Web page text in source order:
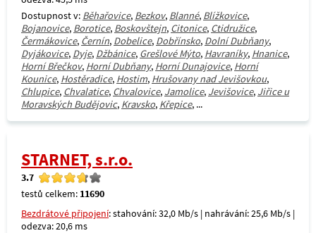
Dostupnost v: Běhařovice, Bezkov, Blanné, Blížkovice,
Bojanovice, Borotice, Boskovštejn, Citonice, Ctidružice,
Čermákovice, Černín, Dobelice, Dobřínsko, Dolní Dubňany,
Dyjákovice, Dyje, Džbánice, Grešlové Mýto, Havraníky, Hnanice,
Horní Břečkov, Horní Dubňany, Horní Dunajovice, Horní
Kounice, Hostěradice, Hostim, Hrušovany nad Jevišovkou,
Chlupice, Chvalatice, Chvalovice, Jamolice, Jevišovice, Jiřice u
Moravských Budějovic, Kravsko, Křepice, ...
STARNET, s.r.o.
3.7
testů celkem: 11690
Bezdrátové připojení: stahování: 32,0 Mb/s | nahrávání: 25,6 Mb/s |
odezva: 20,6 ms